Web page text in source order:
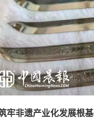
牢非遗产业化发展根基